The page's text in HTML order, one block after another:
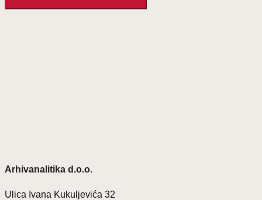
Arhivanalitika d.o.o.
Ulica Ivana Kukuljevića 32